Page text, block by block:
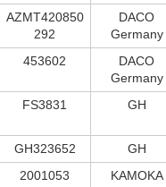
AZMT420850
292
DACO
Germany
453602
DACO
Germany
FS3831 GH
GH323652 GH
2001053 KAMOKA